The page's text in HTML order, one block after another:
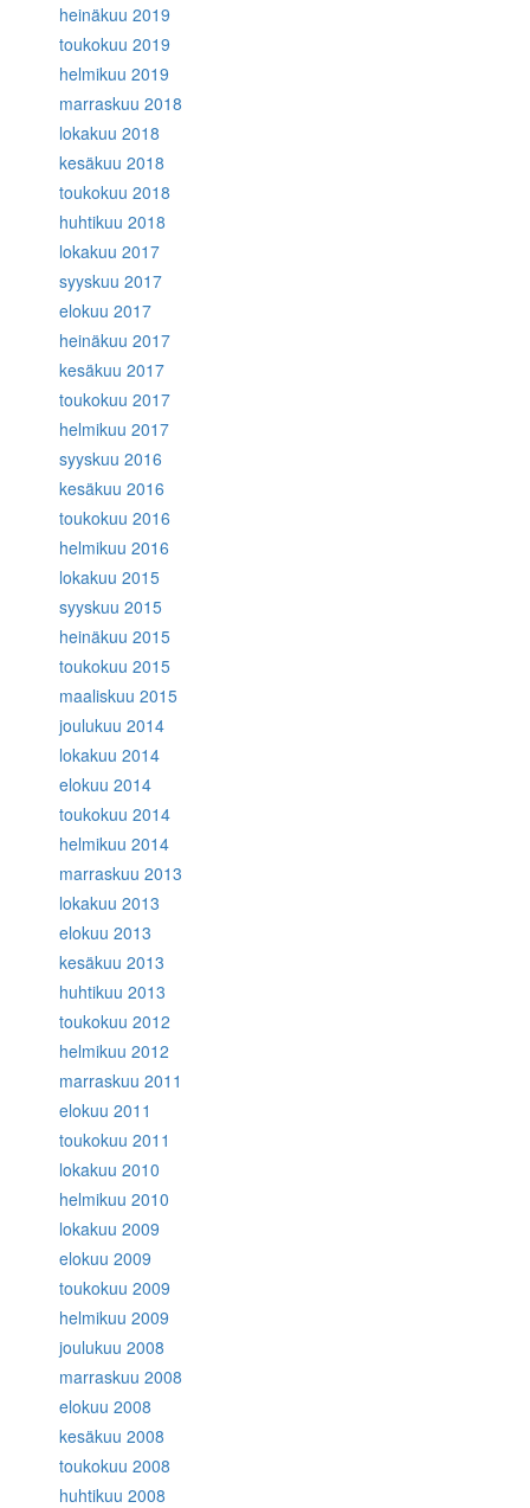
heinäkuu 2019
toukokuu 2019
helmikuu 2019
marraskuu 2018
lokakuu 2018
kesäkuu 2018
toukokuu 2018
huhtikuu 2018
lokakuu 2017
syyskuu 2017
elokuu 2017
heinäkuu 2017
kesäkuu 2017
toukokuu 2017
helmikuu 2017
syyskuu 2016
kesäkuu 2016
toukokuu 2016
helmikuu 2016
lokakuu 2015
syyskuu 2015
heinäkuu 2015
toukokuu 2015
maaliskuu 2015
joulukuu 2014
lokakuu 2014
elokuu 2014
toukokuu 2014
helmikuu 2014
marraskuu 2013
lokakuu 2013
elokuu 2013
kesäkuu 2013
huhtikuu 2013
toukokuu 2012
helmikuu 2012
marraskuu 2011
elokuu 2011
toukokuu 2011
lokakuu 2010
helmikuu 2010
lokakuu 2009
elokuu 2009
toukokuu 2009
helmikuu 2009
joulukuu 2008
marraskuu 2008
elokuu 2008
kesäkuu 2008
toukokuu 2008
huhtikuu 2008